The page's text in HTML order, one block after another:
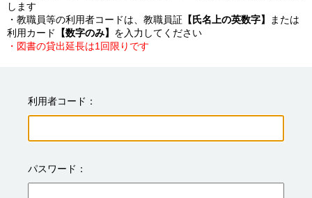
します
・教職員等の利用者コードは、教職員証 【氏名上の英数字】
または
利用カード
【数字のみ】
・図書の貸出延長は1回限りです
利用者コード
パスワード